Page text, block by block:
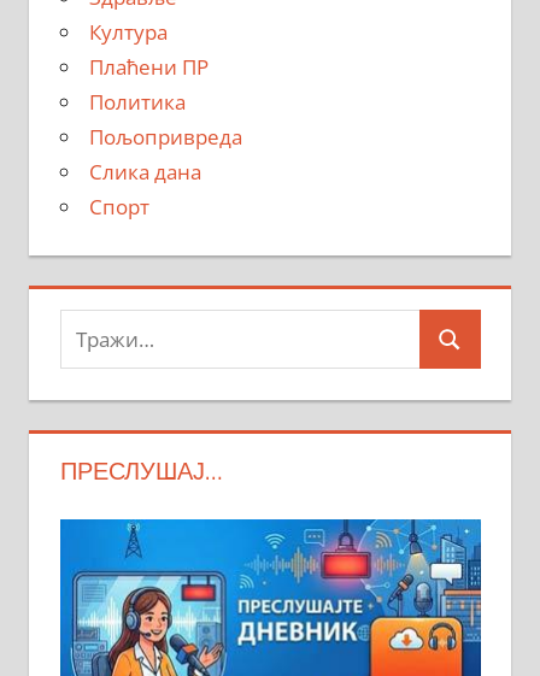
Култура
Плаћени ПР
Политика
Пољопривреда
Слика дана
Спорт
Тражи:
Search
ПРЕСЛУШАЈ…